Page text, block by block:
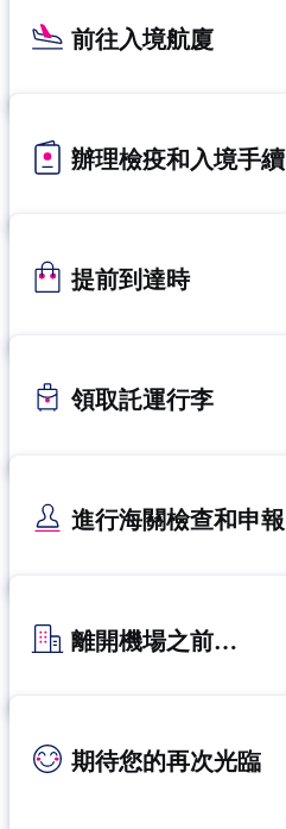
前往入境航廈
辦理檢疫和入境手續
提前到達時
領取託運行李
進行海關檢查和申報
離開機場之前…
期待您的再次光臨